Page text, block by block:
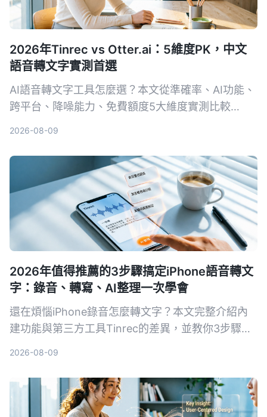
2026年Tinrec vs Otter.ai：5維度PK，中文
語音轉文字實測首選
AI語音轉文字工具怎麼選？本文從準確率、AI功能、
跨平台、降噪能力、免費額度5大維度實測比較
2026-08-09
2026年值得推薦的3步驟搞定iPhone語音轉文
字：錄音、轉寫、AI整理一次學會
還在煩惱iPhone錄音怎麼轉文字？本文完整介紹內
建功能與第三方工具Tinrec的差異，並教你3步驟輕
2026-08-09